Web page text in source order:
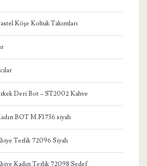
Köşe Koltuk Takımları
Deri Bot – ST2002 Kahve
BOT M.F1736 siyah
Terlik 72096 Siyah
Kadın Terlik 72098 Sedef